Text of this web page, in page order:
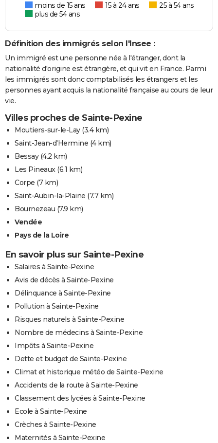
moins de 15 ans 15 à 24 ans
25 à 54 ans
plus de 54 ans
Définition des immigrés selon l'Insee :
Un immigré est une personne née à l'étranger, dont la
nationalité d'origine est étrangère, et qui vit en France. Parmi
les immigrés sont donc comptabilisés les étrangers et les
personnes ayant acquis la nationalité française au cours de leur
vie.
Villes proches de Sainte-Pexine
Moutiers-sur-le-Lay(3.4 km)
Saint-Jean-d'Hermine (4 km)
Bessay(4.2 km)
Les Pineaux(6.1 km)
Corpe (7 km)
Saint-Aubin-la-Plaine (7.7 km)
Bournezeau (7.9 km)
Vendée
Pays de la Loire
En savoir plus sur Sainte-Pexine
Salaires à Sainte-Pexine
Avis de décès à Sainte-Pexine
Délinquance à Sainte-Pexine
Pollution à Sainte-Pexine
Risques naturels à Sainte-Pexine
Nombre de médecins à Sainte-Pexine
Impôts à Sainte-Pexine
Dette et budget de Sainte-Pexine
Climat et historique météo de Sainte-Pexine
Accidents de la route à Sainte-Pexine
Classement des lycées à Sainte-Pexine
Ecole à Sainte-Pexine
Crèches à Sainte-Pexine
Maternités à Sainte-Pexine